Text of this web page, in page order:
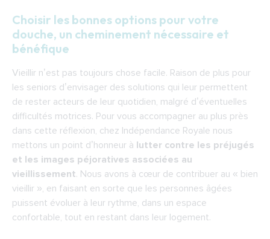
Choisir les bonnes options pour votre
douche, un cheminement nécessaire et
bénéfique
Vieillir n’est pas toujours chose facile. Raison de plus pour
les seniors d’envisager des solutions qui leur permettent
de rester acteurs de leur quotidien, malgré d’éventuelles
difficultés motrices. Pour vous accompagner au plus près
dans cette réflexion, chez Indépendance Royale nous
mettons un point d’honneur à lutter contre les préjugés
et les images péjoratives associées au
vieillissement. Nous avons à cœur de contribuer au « bien
vieillir », en faisant en sorte que les personnes âgées
puissent évoluer à leur rythme, dans un espace
confortable, tout en restant dans leur logement.